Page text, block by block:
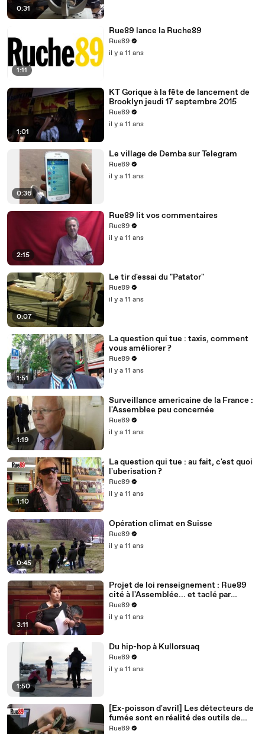
0:31
1:11
Rue89 lance la Ruche89
Rue89
il y a 11 ans
1:01
KT Gorique à la fête de lancement de
Brooklyn jeudi 17 septembre 2015
Rue89
il y a 11 ans
0:36
Le village de Demba sur Telegram
Rue89
il y a 11 ans
2:15
Rue89 lit vos commentaires
Rue89
il y a 11 ans
0:07
Le tir d'essai du "Patator"
Rue89
il y a 11 ans
1:51
La question qui tue : taxis, comment
vous améliorer ?
Rue89
il y a 11 ans
1:19
Surveillance americaine de la France :
l'Assemblee peu concernée
Rue89
il y a 11 ans
1:10
La question qui tue : au fait, c'est quoi
l'uberisation ?
Rue89
il y a 11 ans
0:45
Opération climat en Suisse
Rue89
il y a 11 ans
3:11
Projet de loi renseignement : Rue89
cité à l'Assemblée... et taclé par
Bernard Cazeneuve
Rue89
il y a 11 ans
1:50
Du hip-hop à Kullorsuaq
Rue89
il y a 11 ans
[Ex-poisson d'avril] Les détecteurs de
fumée sont en réalité des outils de
surveillance
Rue89